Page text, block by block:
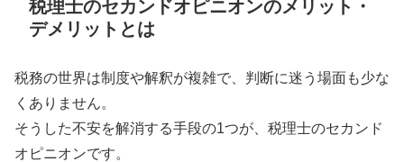
税理士のセカンドオピニオンのメリット・
デメリットとは
税務の世界は制度や解釈が複雑で、判断に迷う場面も少な
くありません。
そうした不安を解消する手段の1つが、税理士のセカンド
オピニオンです。